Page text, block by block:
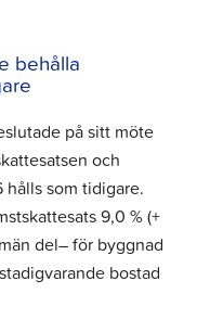
behålla
på sitt möte
och
som tidigare.
9,0 % (+
del– för byggnad
bostad